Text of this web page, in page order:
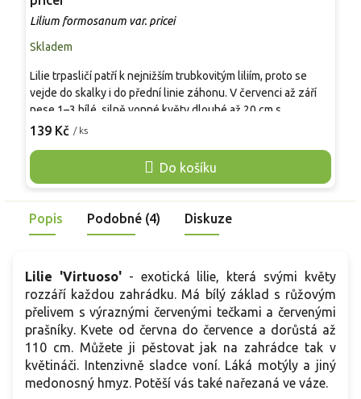
Lilium formosanum var. pricei
Skladem
139 Kč / ks
Do košíku
Lilie trpasličí patří k nejnižším trubkovitým liliím, proto se
vejde do skalky i do přední linie záhonu. V červenci až září
nese 1–3 bílé, silně vonné květy dlouhé až 20 cm s
purpurovým rubem. Oproti běžné formě Lilium formosanum
posezení. Nejlépe vyniká ve štěrkové výsadbě nebo v
květináči s drenáží, kde je snadné uhlídat přemokření.
zimní ochrana se vyplácí. Pro kočky je lilie toxická.
Popis Podobné (4) Diskuze
Lilie 'Virtuoso'- exotická lilie, která svými květy
rozzáří každou zahrádku. Má bílý základ s růžovým
přelivem s výraznými červenými tečkami a červenými
prašníky. Kvete od června do července a dorůstá až
110 cm. Můžete ji pěstovat jak na zahrádce tak v
květináči. Intenzivně sladce voní. Láká motýly a jiný
medonosný hmyz. Potěší vás také nařezaná ve váze.